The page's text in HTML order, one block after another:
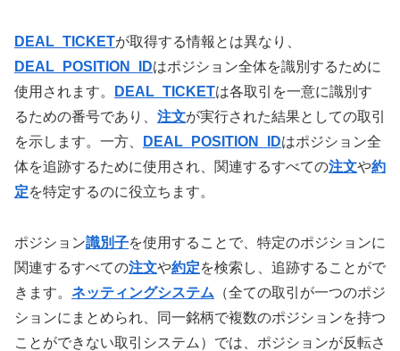
DEAL_TICKETが取得する情報とは異なり、
DEAL_POSITION_IDはポジション全体を識別するために
使用されます。
DEAL_TICKETは各取引を一意に識別す
るための番号であり、 注文が実行された結果としての取引
を示します。一方、
DEAL_POSITION_IDはポジション全
体を追跡するために使用され、関連するすべての注文や約
定を特定するのに役立ちます。
ポジション識別子を使用することで、特定のポジションに
関連するすべての注文や約定を検索し、追跡することがで
きます。 ネッティングシステム （全ての取引が一つのポジ
ションにまとめられ、同一銘柄で複数のポジションを持つ
ことができない取引システム）では、ポジションが反転さ